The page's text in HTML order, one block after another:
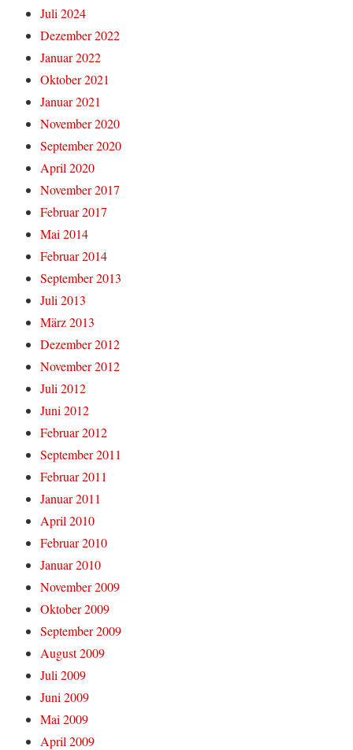
Juli 2024
Dezember 2022
Januar 2022
Oktober 2021
Januar 2021
November 2020
September 2020
April 2020
November 2017
Februar 2017
Mai 2014
Februar 2014
September 2013
Juli 2013
März 2013
Dezember 2012
November 2012
Juli 2012
Juni 2012
Februar 2012
September 2011
Februar 2011
Januar 2011
April 2010
Februar 2010
Januar 2010
November 2009
Oktober 2009
September 2009
August 2009
Juli 2009
Juni 2009
Mai 2009
April 2009